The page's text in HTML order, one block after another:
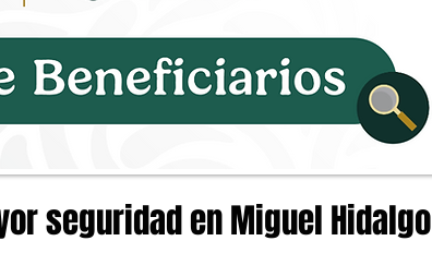
seguridad en Miguel Hidalgo